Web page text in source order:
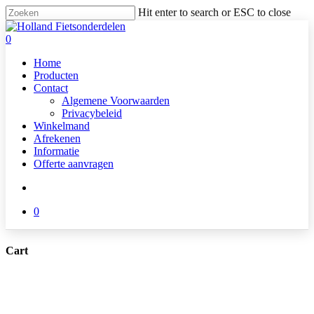
Skip
to
main
Hit enter to search or ESC to close
Close
Search
search
0
Home
Producten
Contact
Algemene Voorwaarden
Privacybeleid
Winkelmand
Afrekenen
Informatie
Offerte aanvragen
0
Cart